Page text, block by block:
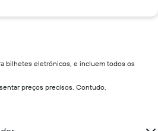
bilhetes eletrónicos, e incluem todos os
preços precisos. Contudo,